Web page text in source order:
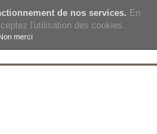
de nos services. En
l'utilisation des cookies.
merci